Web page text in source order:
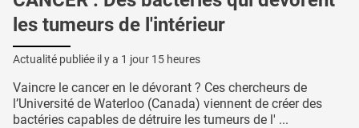
les tumeurs de l'intérieur
Actualité publiée il y a 1 jour 15 heures
Vaincre le cancer en le dévorant ? Ces chercheurs de
l’Université de Waterloo (Canada) viennent de créer des
bactéries capables de détruire les tumeurs de l' ...